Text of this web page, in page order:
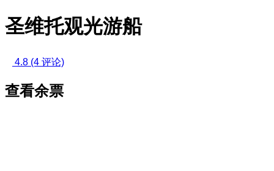
圣维托观光游船
4.8 (4 评论)
查看余票